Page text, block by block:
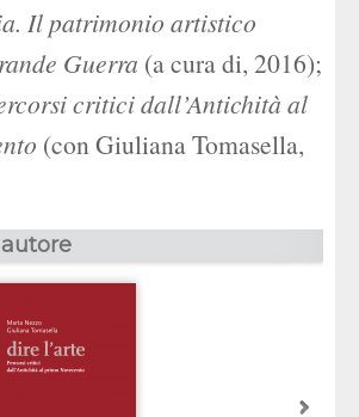
Il patrimonio artistico
Guerra (a cura di, 2016);
critici dall’Antichità al
(con Giuliana Tomasella,